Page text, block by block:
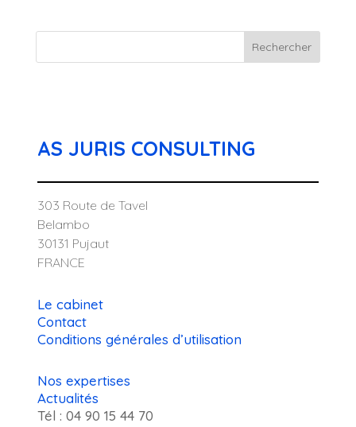
Rechercher
AS JURIS CONSULTING
303 Route de Tavel
Belambo
30131 Pujaut
FRANCE
Le cabinet
Contact
Conditions générales d’utilisation
Nos expertises
Actualités
Tél : 04 90 15 44 70